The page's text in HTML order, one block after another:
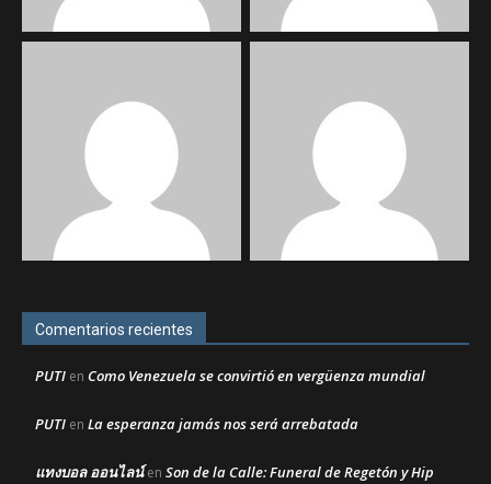
Comentarios recientes
PUTI en Como Venezuela se convirtió en vergüenza mundial
PUTI en La esperanza jamás nos será arrebatada
แทงบอล ออนไลน์en Son de la Calle: Funeral de Regetón y Hip